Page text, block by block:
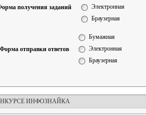
получения заданий
Электронная
Браузерная
Форма отправки ответов
Бумажная
Электронная
Браузерная
ИНФОЗНАЙКА